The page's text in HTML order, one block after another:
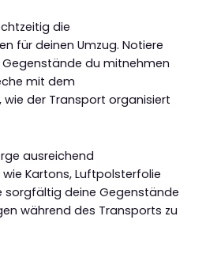
die
für deinen Umzug. Notiere
du mitnehmen
mit dem
wie der Transport organisiert
ausreichend
Kartons, Luftpolsterfolie
sorgfältig deine Gegenstände
während des Transports zu